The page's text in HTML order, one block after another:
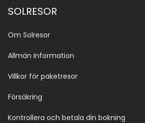
SOLRESOR
Om Solresor
Allmän information
Villkor för paketresor
Försäkring
Kontrollera och betala din bokning